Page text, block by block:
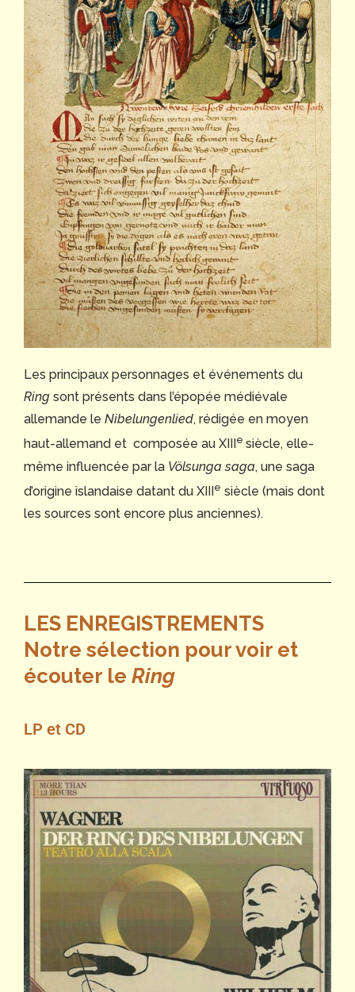
Les principaux personnages et événements du
Ring sont présents dans l’épopée médiévale
allemande le Nibelungenlied, rédigée en moyen
haut-allemand et composée au XIII
e siècle, elle-
même influencée par la Völsunga saga, une saga
d’origine islandaise datant du XIIIe siècle (mais dont
les sources sont encore plus anciennes).
LES ENREGISTREMENTS
Notre sélection pour voir et
écouter le Ring
LP et CD